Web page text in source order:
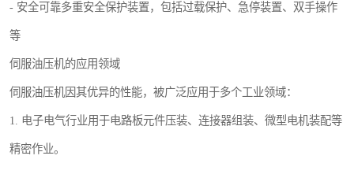
- 安全可靠多重安全保护装置，包括过载保护、急停装置、双手操作
等
伺服油压机的应用领域
伺服油压机因其优异的性能，被广泛应用于多个工业领域：
1. 电子电气行业用于电路板元件压装、连接器组装、微型电机装配等
精密作业。